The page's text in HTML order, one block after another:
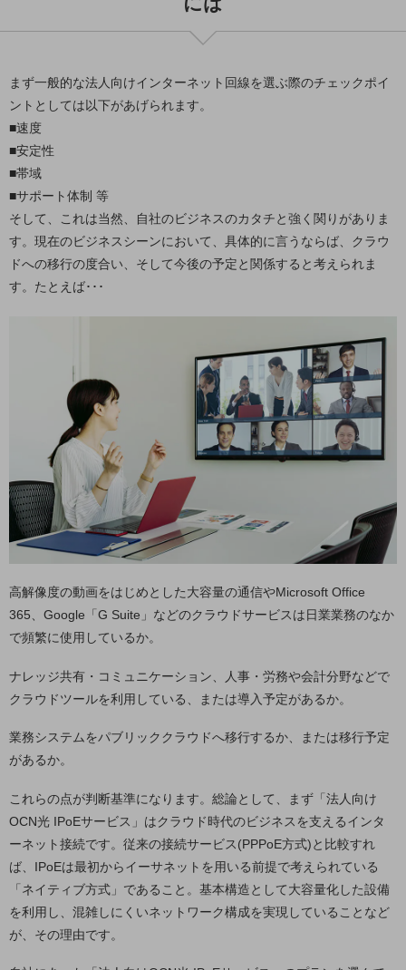
5G
AI
データ利活用
運用管理
業務支援・マーケティング
課題・ニーズで探す
課題・ニーズで探すTOP
職場環境整備
地域共創・地方創生
セキュリティ対策
遠隔監視
人材不足解消
業種・業態で探すTOP
自治体
一次産業
観光
教育
モビリティ
製造・建設業
小売業
まず一般的な法人向けインターネット回線を選ぶ際のチェックポイ
ントとしては以下があげられます。
■速度
■安定性
■帯域
■サポート体制 等
そして、これは当然、自社のビジネスのカタチと強く関りがありま
す。現在のビジネスシーンにおいて、具体的に言うならば、クラウ
ドへの移行の度合い、そして今後の予定と関係すると考えられま
す。たとえば･･･
高解像度の動画をはじめとした大容量の通信やMicrosoft Office
365、Google「G Suite」などのクラウドサービスは日業業務のなか
で頻繁に使用しているか。
ナレッジ共有・コミュニケーション、人事・労務や会計分野などで
クラウドツールを利用している、または導入予定があるか。
業務システムをパブリッククラウドへ移行するか、または移行予定
があるか。
これらの点が判断基準になります。総論として、まず「法人向け
OCN光 IPoEサービス」はクラウド時代のビジネスを支えるインタ
ーネット接続です。従来の接続サービス(PPPoE方式)と比較すれ
ば、IPoEは最初からイーサネットを用いる前提で考えられている
「ネイティブ方式」であること。基本構造として大容量化した設備
を利用し、混雑しにくいネットワーク構成を実現していることなど
が、その理由です。